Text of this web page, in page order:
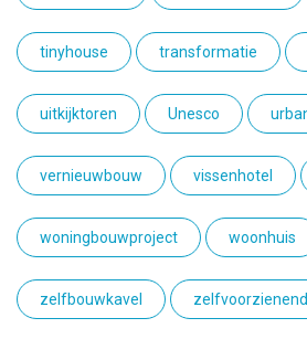
tinyhouse transformatie
uitkijktoren Unesco
vernieuwbouw vissenhotel
woningbouwproject woonhuis
zelfbouwkavel zelfvoorzienend